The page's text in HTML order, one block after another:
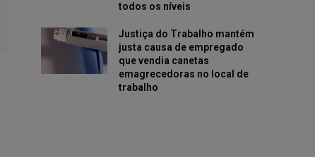
todos os níveis
Justiça do Trabalho mantém
justa causa de empregado
que vendia canetas
emagrecedoras no local de
trabalho